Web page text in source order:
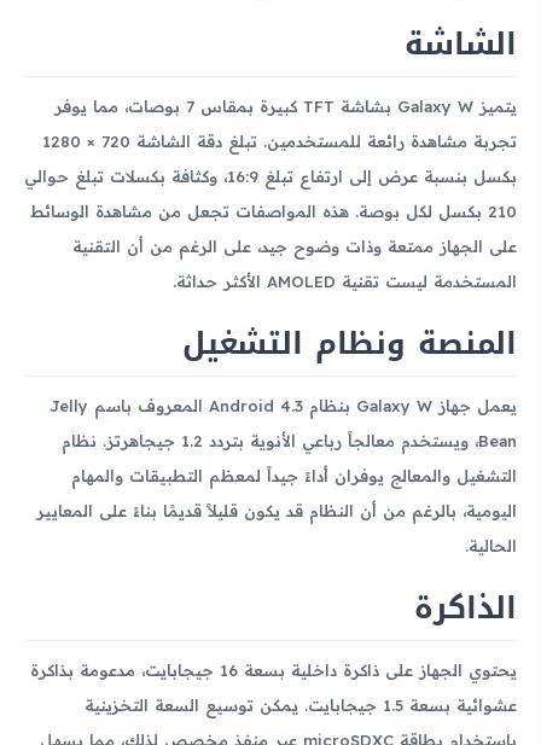
الشاشة
يتميز Galaxy W بشاشة TFT كبيرة بمقاس 7 بوصات، مما يوفر
تجربة مشاهدة رائعة للمستخدمين. تبلغ دقة الشاشة 720 × 1280
بكسل بنسبة عرض إلى ارتفاع تبلغ 16:9، وكثافة بكسلات تبلغ حوالي
210 بكسل لكل بوصة. هذه المواصفات تجعل من مشاهدة الوسائط
على الجهاز ممتعة وذات وضوح جيد، على الرغم من أن التقنية
المستخدمة ليست تقنية AMOLED الأكثر حداثة.
المنصة ونظام التشغيل
يعمل جهاز Galaxy W بنظام Android 4.3 المعروف باسم Jelly
Bean، ويستخدم معالجاً رباعي الأنوية بتردد 1.2 جيجاهرتز. نظام
التشغيل والمعالج يوفران أداءً جيداً لمعظم التطبيقات والمهام
اليومية، بالرغم من أن النظام قد يكون قليلاً قديمًا بناءً على المعايير
الحالية.
الذاكرة
يحتوي الجهاز على ذاكرة داخلية بسعة 16 جيجابايت، مدعومة بذاكرة
عشوائية بسعة 1.5 جيجابايت. يمكن توسيع السعة التخزينية
باستخدام بطاقة microSDXC عبر منفذ مخصص لذلك، مما يسهل